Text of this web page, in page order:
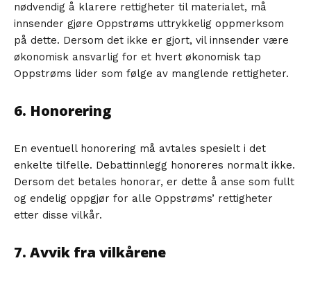
nødvendig å klarere rettigheter til materialet, må
innsender gjøre Oppstrøms uttrykkelig oppmerksom
på dette. Dersom det ikke er gjort, vil innsender være
økonomisk ansvarlig for et hvert økonomisk tap
Oppstrøms lider som følge av manglende rettigheter.
6. Honorering
En eventuell honorering må avtales spesielt i det
enkelte tilfelle. Debattinnlegg honoreres normalt ikke.
Dersom det betales honorar, er dette å anse som fullt
og endelig oppgjør for alle Oppstrøms’ rettigheter
etter disse vilkår.
7. Avvik fra vilkårene